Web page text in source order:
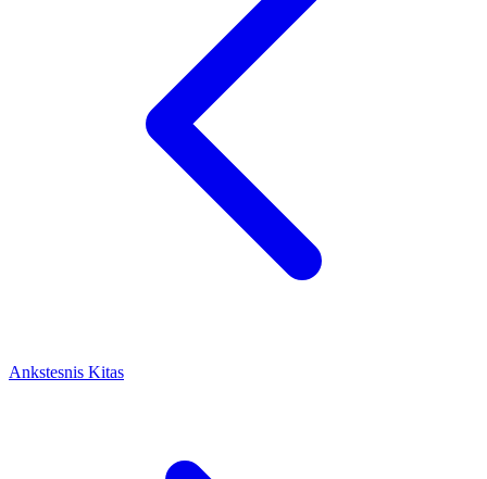
Ankstesnis Kitas